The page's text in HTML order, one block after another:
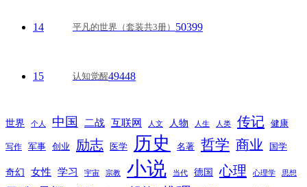
14 平凡的世界（套装共3册） 50399
15 认知觉醒49448
世界 个人 中国 二战 互联网 人文 人物 人生 人类 传记 健康
写作 军事 创业 励志 医学 历史 名著 哲学 商业 国学
奇幻 女性 学习 宇宙 宗教 小说 当代 德国 心理 心理学 思想